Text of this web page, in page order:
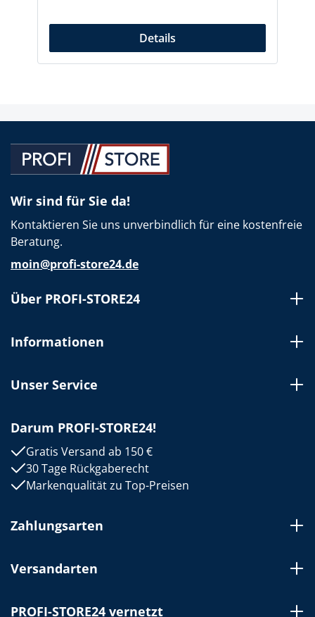
Details
Wir sind für Sie da!
Kontaktieren Sie uns unverbindlich für eine kostenfreie
Beratung.
moin@profi-store24.de
Über PROFI-STORE24
Informationen
Unser Service
Darum PROFI-STORE24!
Gratis Versand ab 150 €
30 Tage Rückgaberecht
Markenqualität zu Top-Preisen
Zahlungsarten
Versandarten
PROFI-STORE24 vernetzt